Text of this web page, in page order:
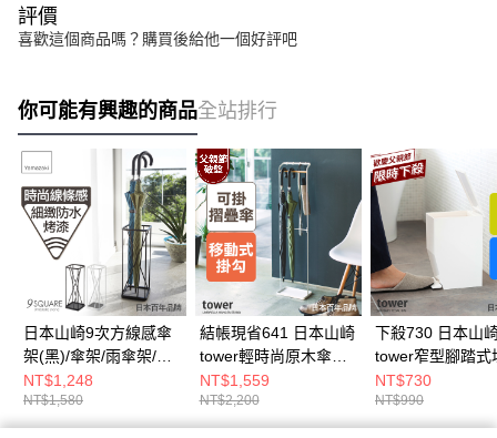
評價
喜歡這個商品嗎？購買後給他一個好評吧
你可能有興趣的商品全站排行
日本山崎9次方線感傘
架(黑)/傘架/雨傘架/雨
傘收納/玄關收納
NT$1,248
NT$1,580
結帳現省641 日本山崎
tower輕時尚原木傘架
(白)/傘架/雨傘架/雨傘
收納/玄關收納
NT$1,559
NT$2,200
下殺730 日本山
tower窄型腳踏式
桶(白)/有蓋垃圾
用垃圾桶/垃圾桶
NT$730
NT$990